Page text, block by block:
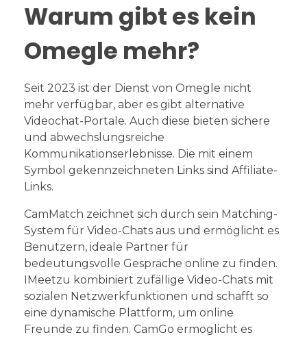
Warum gibt es kein
Omegle mehr?
Seit 2023 ist der Dienst von Omegle nicht
mehr verfügbar, aber es gibt alternative
Videochat-Portale. Auch diese bieten sichere
und abwechslungsreiche
Kommunikationserlebnisse. Die mit einem
Symbol gekennzeichneten Links sind Affiliate-
Links.
CamMatch zeichnet sich durch sein Matching-
System für Video-Chats aus und ermöglicht es
Benutzern, ideale Partner für
bedeutungsvolle Gespräche online zu finden.
IMeetzu kombiniert zufällige Video-Chats mit
sozialen Netzwerkfunktionen und schafft so
eine dynamische Plattform, um online
Freunde zu finden. CamGo ermöglicht es